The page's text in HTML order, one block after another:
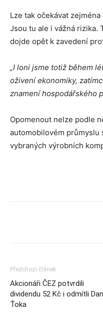
Lze tak očekávat
Jsou tu ale i vážná rizika.
dojde opět k zavedení
„I loni jsme totiž během
oživení ekonomiky,
znamení hospodářského
Opomenout nelze podle
automobilovém průmyslu
vybraných výrobních
Předchozí článek
Akcionáři ČEZ potvrdili
dividendu 52 Kč i odmítli
Ťoka